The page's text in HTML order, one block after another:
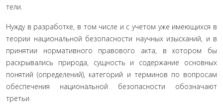
тели.
Нужду в разработке, в том числе и с учетом уже име­ющихся в
теории национальной безопасности научных изысканий, и в
принятии нормативного правового акта, в котором бы
раскрывались природа, сущность и содержание основных
понятий (определений), категорий и терминов по вопросам
обеспечения национальной безопасности обозна­чают
третьи.